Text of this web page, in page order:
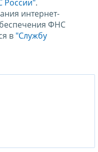
России".
интернет-
ФНС
в "Службу